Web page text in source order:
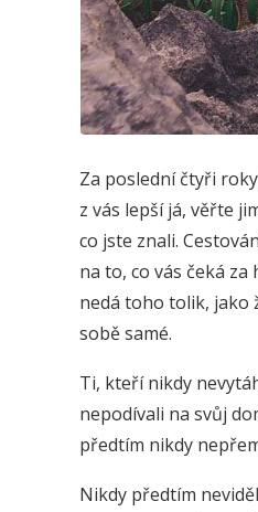
Za poslední čtyři
z vás lepší já, věřte
co jste znali.
na to, co vás čeká
nedá toho tolik, jako
sobě samé.
Ti, kteří nikdy
nepodívali na svůj
předtím nikdy
Nikdy předtím